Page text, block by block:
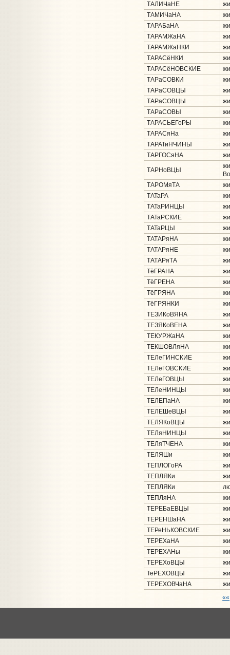
ТАЛИЧаНЕ
ТАМИЧаНА
ТАРАБаНА
ТАРАМЖаНА
ТАРАМЖаНКИ
ТАРАСёНКИ
ТАРАСёНОВСКИЕ
ТАРаСОВКИ
ТАРаСОВЦЫ
ТАРаСОВЦЫ
ТАРаСОВЫ
ТАРАСЬЕГоРЫ
ТАРАСяНа
ТАРАТиНЧИНЫ
ТАРГОСяНА
ТАРНоВЦЫ
ТАРОМяТА
ТАТаРА
ТАТаРИНЦЫ
ТАТаРСКИЕ
ТАТаРЦЫ
ТАТАРяНА
ТАТАРяНЕ
ТАТАРяТА
ТёГРАНА
ТёГРЕНА
ТёГРЯНА
ТёГРЯНКИ
ТЕЗИКоВЯНА
ТЕЗЯКоВЕНА
ТЕКУРЖаНА
ТЕКШОВЛяНА
ТЕЛеГИНСКИЕ
ТЕЛеГОВСКИЕ
ТЕЛеГОВЦЫ
ТЕЛеНИНЦЫ
ТЕЛЕПаНА
ТЕЛЕШеВЦЫ
ТЕЛЯКоВЦЫ
ТЕЛяНИНЦЫ
ТЕЛяТЧЕНА
ТЕЛЯШи
ТЕПЛОГоРА
ТЕПЛЯКи
ТЕПЛЯКи
ТЕПЛяНА
ТЕРЕБаЕВЦЫ
ТЕРЕНШаНА
ТЕРеНЬКОВСКИЕ
ТЕРЕХаНА
ТЕРЕХАНы
ТЕРЕХоВЦЫ
ТеРЕХОВЦЫ
ТЕРЕХОВЧаНА
««